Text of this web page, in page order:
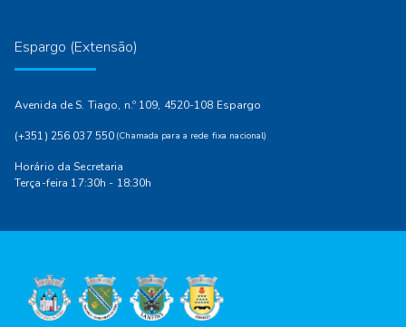
Espargo (Extensão)
Avenida de S. Tiago, n.º 109, 4520-108 Espargo
(+351) 256 037 550 (Chamada para a rede fixa nacional)
Horário da Secretaria
Terça-feira 17:30h - 18:30h